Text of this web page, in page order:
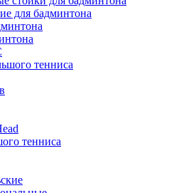
для бадминтона
тенниса
тенниса